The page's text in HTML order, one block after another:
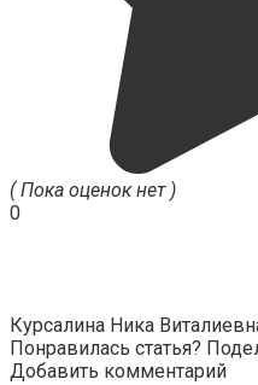
( Пока оценок нет )
0
Курсалина Ника
Понравилась статья?
Добавить комментарий